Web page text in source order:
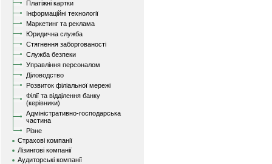
Платіжні картки
Інформаційні технології
Маркетинг та реклама
Юридична служба
Стягнення заборгованості
Служба безпеки
Управління персоналом
Діловодство
Розвиток філіальної мережі
Філії та відділення банку
(керівники)
Адміністративно-господарська
частина
Різне
Страхові компанії
Лізингові компанії
Аудиторські компанії